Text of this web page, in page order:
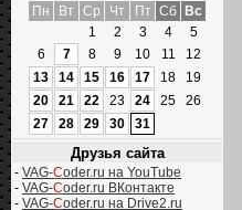
Пн
Вт Ср Чт Пт Сб
Вс
1
2 3 4
5
6
7 8 9 10 11
12
13
14 15 16 17 18
19
20
21 22 23 24 25
26
27
28 29 30 31
Друзья сайта
- VAG-Coder.ru на YouTube
- VAG-Coder.ru ВКонтакте
- VAG-Coder.ru на Drive2.ru